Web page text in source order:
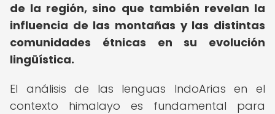
de la región, sino que también revelan la
influencia de las montañas y las distintas
comunidades étnicas en su evolución
lingüística.
El análisis de las lenguas IndoArias en el
contexto himalayo es fundamental para